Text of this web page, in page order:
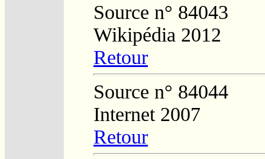
Source n° 84043
Wikipédia 2012
Retour
Source n° 84044
Internet 2007
Retour